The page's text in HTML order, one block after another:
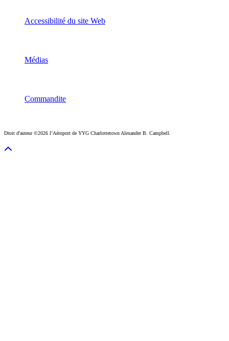
Accessibilité du site Web
Médias
Commandite
Droit d'auteur ©2026 l’Aéroport de YYG Charlottetown Alexander B. Campbell.
Retourner vers le haut